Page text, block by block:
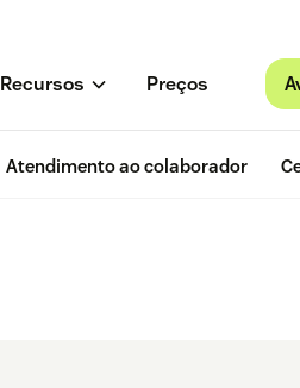
Recursos Preços
Atendimento ao colaborador